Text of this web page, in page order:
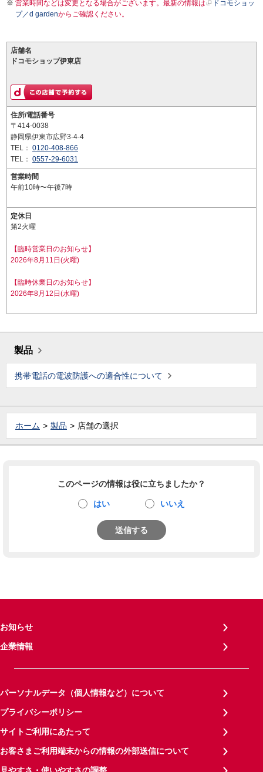
営業時間などは変更となる場合がございます。最新の情報は
ドコモショッ
プ／d gardenからご確認ください。
店舗名
ドコモショップ伊東店
住所/電話番号
〒414-0038
静岡県伊東市広野3-4-4
TEL： 0120-408-866
TEL： 0557-29-6031
営業時間
午前10時〜午後7時
定休日
第2火曜
【臨時営業日のお知らせ】
2026年8月11日(火曜)
【臨時休業日のお知らせ】
2026年8月12日(水曜)
製品
携帯電話の電波防護への適合性について
ホーム 製品 店舗の選択
このページの情報は役に立ちましたか？
はい いいえ
送信する
お知らせ
企業情報
パーソナルデータ（個人情報など）について
プライバシーポリシー
サイトご利用にあたって
お客さまご利用端末からの情報の外部送信について